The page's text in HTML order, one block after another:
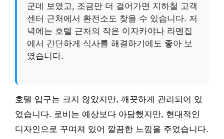
군데 보였고, 조금만 더 걸어가면 지하철 고객
센터 근처에서 환전소도 찾을 수 있습니다. 저
녁에는 호텔 근처의 작은 이자카야나 라멘집
에서 간단하게 식사를 해결하기에도 좋아 보
였습니다.
호텔 입구는 크지 않았지만, 깨끗하게 관리되어 있
었습니다. 로비는 예상보다 아담했지만, 현대적인
디자인으로 꾸며져 있어 깔끔한 느낌을 주었습니다.